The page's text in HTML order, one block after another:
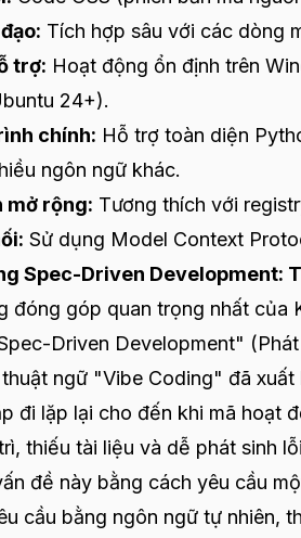
Tích hợp sâu với các dòng
trợ: Hoạt động ổn định trên
24+).
chính: Hỗ trợ toàn diện
ngôn ngữ khác.
mở rộng: Tương thích với
Sử dụng Model Context
Spec-Driven Development:
đóng góp quan trọng nhất
Driven Development"
ngữ "Vibe Coding" đã
đi lặp lại cho đến khi mã hoạt
thiếu tài liệu và dễ phát sinh
đề này bằng cách yêu cầu
cầu bằng ngôn ngữ tự nhiên,